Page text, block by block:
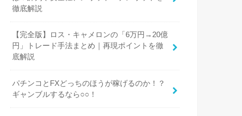
徹底解説
【完全版】ロス・キャメロンの「6万円→20億
円」トレード手法まとめ｜再現ポイントを徹
底解説
パチンコとFXどっちのほうが稼げるのか！？
ギャンブルするなら○○！